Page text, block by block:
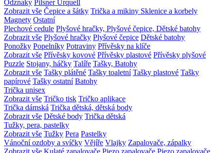
Odznaky Pilsner Urquell
Zobrazit vše Čepice a šátky Trička a mikiny Sklenice a korbely
Magnety Ostatní
Plechové cedule Plyšové hračky, Plyšové čepice, Dětské batohy
Zobrazit vše Plyšové hračky Plyšové čepice Dětské batohy
Ponožky Popelníky Potraviny Přívěsky na klíče
Zobrazit vše Přívěsky kovové Přívěsky plastové Přívěsky plyšové
Puzzle Stojany, háčky Talíře Tašky, Batohy
Zobrazit vše Tašky plátěné Tašky toaletní Tašky plastové Tašky
papírové Tašky ostatní Batohy
Trička unisex
Zobrazit vše Tričko tisk Tričko aplikace
Trička dámská Trička dětská, dětská body
Zobrazit vše Dětské body Trička dětská
Tužky, pera, pastelky
Zobrazit vše Tužky Pera Pastelky
Vánoční ozdoby a svíčky Vějíře Vlajky Zapalovače, zápalky
Zobrazit vše Kulaté zapalovače Piezo zapalovače Piezo zapalovače